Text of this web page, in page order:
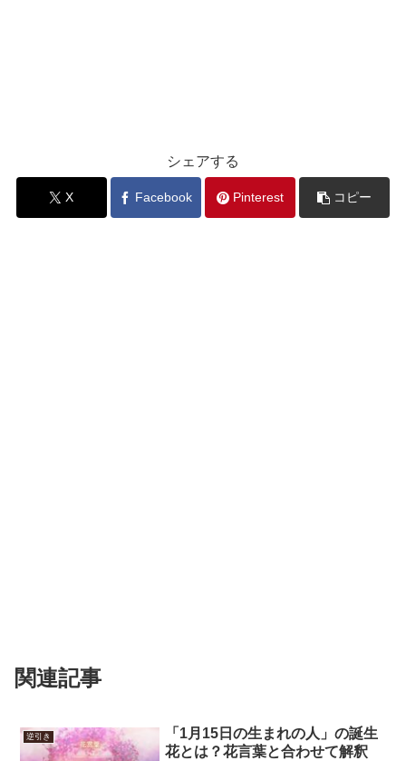
シェアする
X Facebook Pinterest コピー
関連記事
逆引き
「1月15日の生まれの人」の誕生
花とは？花言葉と合わせて解釈